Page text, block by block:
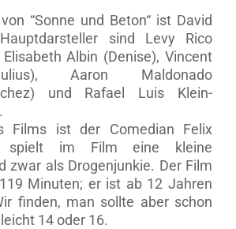
“Sonne und Beton“ ist David
sind Levy Rico
Albin (Denise), Vincent
Aaron Maldonado
und Rafael Luis Klein-
Films ist der Comedian Felix
spielt im Film eine kleine
zwar als Drogenjunkie. Der Film
Minuten; er ist ab 12 Jahren
finden, man sollte aber schon
14 oder 16.